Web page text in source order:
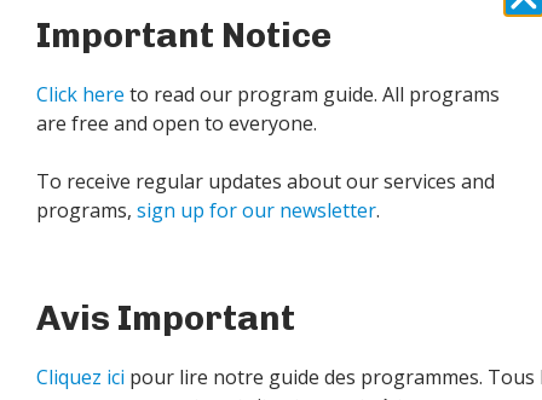
stratégique 2024-2029
santé communautaire CHIGAMIK Community Health
Important Notice
Click here to read our program guide. All programs
are free and open to everyone.
To receive regular updates about our services and
programs, sign up for our newsletter.
Avis Important
Cliquez ici pour lire notre guide des programmes. Tous